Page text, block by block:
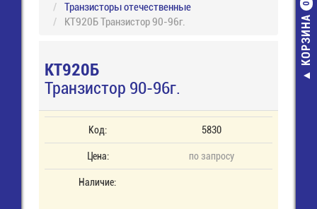
КОРЗИНА
0
Транзисторы отечественные
КТ920Б Транзистор 90-96г.
КТ920Б
Транзистор 90-96г.
Код: 5830
Цена: по запросу
Наличие: